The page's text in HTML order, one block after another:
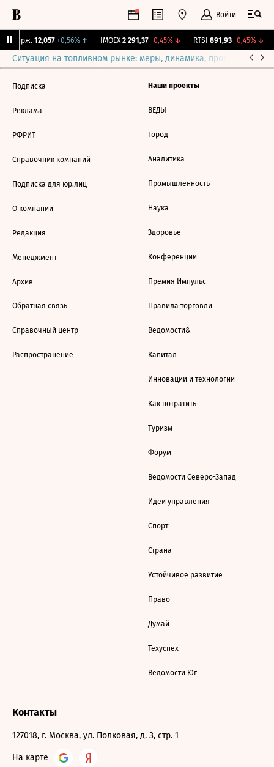
Войти
Бирж. 12,057 +0,56%↑ IMOEX 2 291,37 -0,45%↓ RTSI 891,93 -0,45%↓
Ситуация на топливном рынке: меры, динамика, прогнозы
Подписка
Реклама
РФРИТ
Справочник компаний
Подписка для юр.лиц
О компании
Редакция
Менеджмент
Архив
Обратная связь
Справочный центр
Распространение
Наши проекты
ВЕДЫ
Город
Аналитика
Промышленность
Наука
Здоровье
Конференции
Премия Импульс
Правила торговли
Ведомости&
Капитал
Инновации и технологии
Как потратить
Туризм
Форум
Ведомости Северо-Запад
Идеи управления
Спорт
Страна
Устойчивое развитие
Право
Думай
Техуспех
Ведомости Юг
Контакты
127018, г. Москва, ул. Полковая, д. 3, стр. 1
На карте